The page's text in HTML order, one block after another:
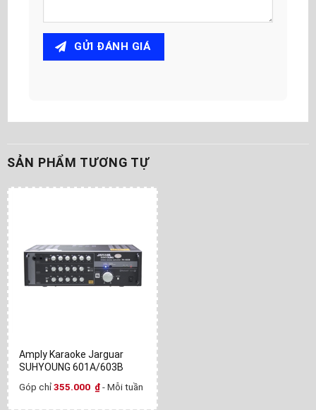
GỬI ĐÁNH GIÁ
SẢN PHẨM TƯƠNG TỰ
Amply Karaoke Jarguar
SUHYOUNG 601A/603B
Góp chỉ355.000 ₫- Mỗi tuần